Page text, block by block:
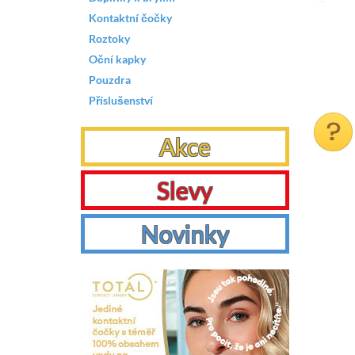
Kontaktní čočky
Roztoky
Oční kapky
Pouzdra
Příslušenství
Akce
Slevy
Novinky